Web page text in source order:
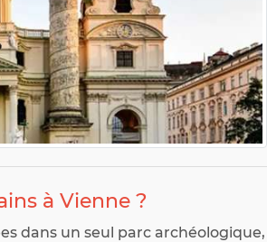
à Vienne ?
dans un seul parc archéologique,